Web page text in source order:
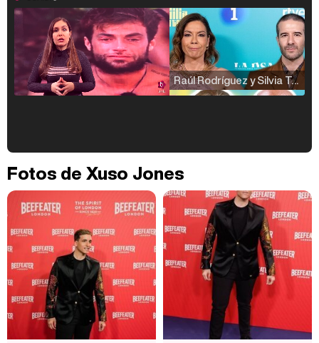
Raúl Rodríguez y Silvia Taulés nos cuentan su papel en 'La familia de la tele'
Carlota Corredera y Javier de Hoyos: "La tele tiene que representar al público también y aquí están todos los perfiles posibles&quo;
Así se tomó Felipe VI que la Infanta Sofía no quisiera recibir formación militar
Fotos de Xuso Jones